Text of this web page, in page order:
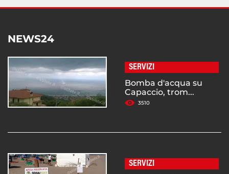
NEWS24
SERVIZI
Bomba d'acqua su
Capaccio, trom...
3510
SERVIZI